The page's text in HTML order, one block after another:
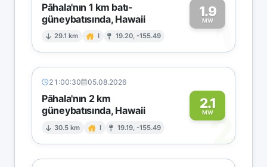
Pāhala'nın 1 km batı-
güneybatısında, Hawaii
29.1 km I 19.20, -155.49
1.9
MW1
21:00:30 05.08.2026
Pāhala'nın 2 km
güneybatısında, Hawaii
30.5 km I 19.19, -155.49
2.1
MW2